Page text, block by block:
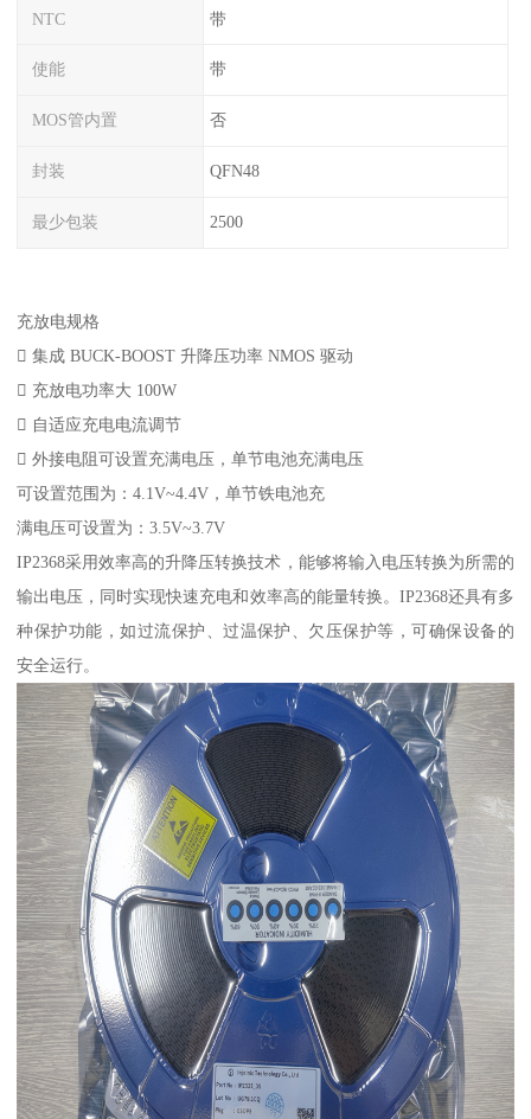
NTC 带
使能 带
MOS管内置 否
封装 QFN48
最少包装 2500
充放电规格
 集成 BUCK-BOOST 升降压功率 NMOS 驱动
 充放电功率大 100W
 自适应充电电流调节
 外接电阻可设置充满电压，单节电池充满电压
可设置范围为：4.1V~4.4V，单节铁电池充
满电压可设置为：3.5V~3.7V
IP2368采用效率高的升降压转换技术，能够将输入电压转换为所需的
输出电压，同时实现快速充电和效率高的能量转换。IP2368还具有多
种保护功能，如过流保护、过温保护、欠压保护等，可确保设备的
安全运行。